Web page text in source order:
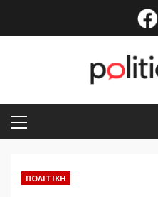
PRIMARY
MENU
ΠΟΛΙΤΙΚΉ